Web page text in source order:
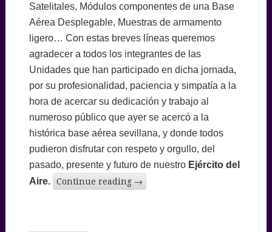
Satelitales, Módulos componentes de una Base
Aérea Desplegable, Muestras de armamento
ligero… Con estas breves líneas queremos
agradecer a todos los integrantes de las
Unidades que han participado en dicha jornada,
por su profesionalidad, paciencia y simpatía a la
hora de acercar su dedicación y trabajo al
numeroso público que ayer se acercó a la
histórica base aérea sevillana, y donde todos
pudieron disfrutar con respeto y orgullo, del
pasado, presente y futuro de nuestro Ejército del
Aire.
Continue reading →